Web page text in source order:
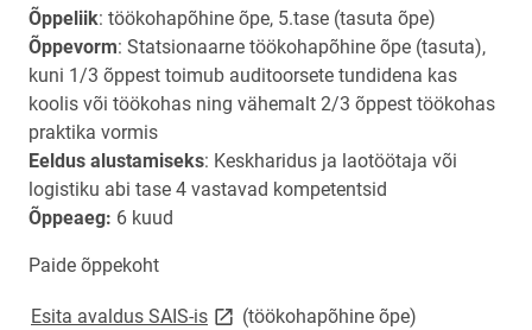
Õppeliik: töökohapõhine õpe, 5.tase (tasuta õpe)
Õppevorm: Statsionaarne töökohapõhine õpe (tasuta),
kuni 1/3 õppest toimub auditoorsete tundidena kas
koolis või töökohas ning vähemalt 2/3 õppest töökohas
praktika vormis
Eeldus alustamiseks: Keskharidus ja laotöötaja või
logistiku abi tase 4 vastavad kompetentsid
Õppeaeg: 6 kuud
Paide õppekoht
Esita avaldus SAIS-islink opens on new page
(töökohapõhine õpe)